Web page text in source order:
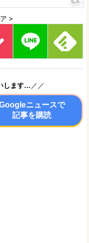
>
します…／／
ニュースで
記事を購読